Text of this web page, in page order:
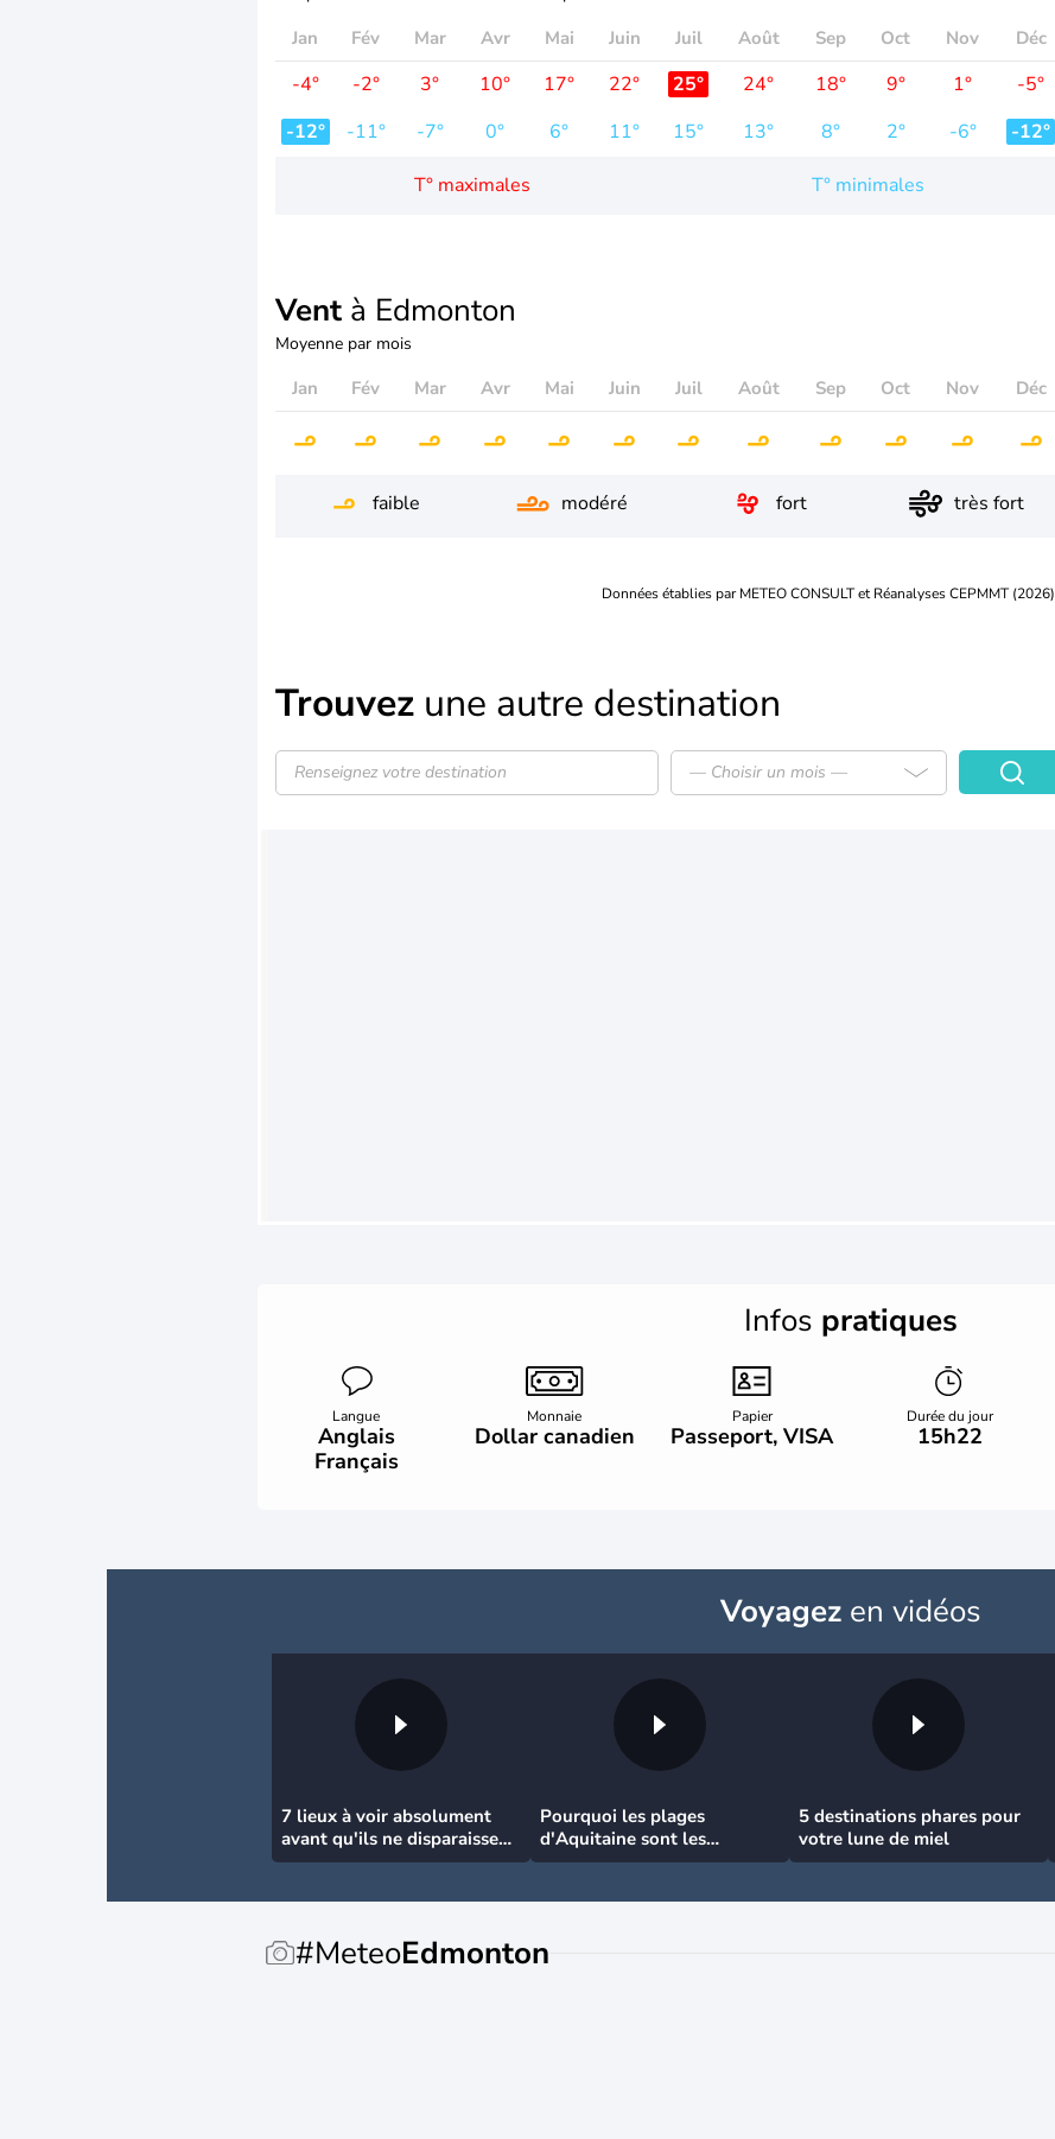
Jan Fév Mar Avr Mai Juin Juil Août Sep Oct Nov Déc
-4° -2° 3° 10° 17° 22° 25° 24° 18° 9° 1°
-5°
-12°
-11° -7° 0° 6° 11° 15° 13° 8° 2° -6° -12°
T° maximales T° minimales
Vent à Edmonton
Moyenne par mois
Jan Fév Mar Avr Mai Juin Juil Août Sep Oct Nov Déc
faible modéré fort très fort
Données établies par METEO CONSULT et Réanalyses CEPMMT (2026)
Trouvez une autre destination
— Choisir un mois —
Infos pratiques
Langue
Anglais
Français
Monnaie
Dollar canadien
Papier
Passeport, VISA
Durée du jour
15h22
Voyagez en vidéos
7 lieux à voir absolument
avant qu'ils ne disparaissent
!
Pourquoi les plages
d'Aquitaine sont les
meilleures pour surfer
5 destinations phares pour
votre lune de miel
#MeteoEdmonton